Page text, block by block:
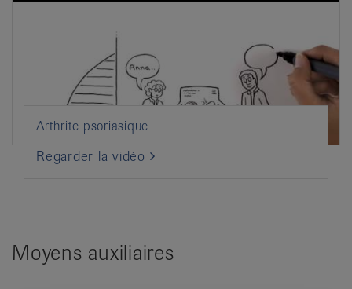
Arthrite psoriasique
Regarder la vidéo
Moyens auxiliaires